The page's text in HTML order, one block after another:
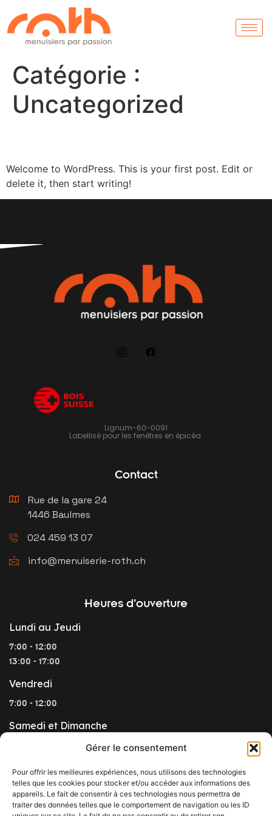
Gérer le consentement
Pour offrir les meilleures expériences, nous utilisons des technologies
telles que les cookies pour stocker et/ou accéder aux informations des
appareils. Le fait de consentir à ces technologies nous permettra de
traiter des données telles que le comportement de navigation ou les ID
Catégorie :
Uncategorized
Welcome to WordPress. This is your first post. Edit or
delete it, then start writing!
Lignum-60-0091
Labellisé pour les fenêtres en épicéa.
Contact
Rue de la gare 24
1446 Baulmes
024 459 13 07
info@menuiserie-roth.ch
Heures d'ouverture
Lundi au Jeudi
7:00 - 12:00
13:00 - 17:00
Vendredi
7:00 - 12:00
Samedi et Dimanche
Liens utiles
Nous recrutons !